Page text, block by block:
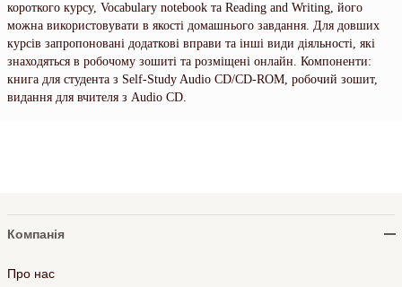
короткого курсу, Vocabulary notebook та Reading and Writing, його
можна використовувати в якості домашнього завдання. Для довших
курсів запропоновані додаткові вправи та інші види діяльності, які
знаходяться в робочому зошиті та розміщені онлайн. Компоненти:
книга для студента з Self-Study Audio CD/CD-ROM, робочий зошит,
видання для вчителя з Audio CD.
Компанія
Про нас